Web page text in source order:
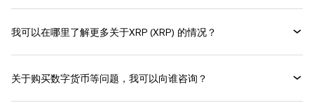
我可以在哪里了解更多关于XRP (XRP) 的情况？
关于购买数字货币等问题，我可以向谁咨询？